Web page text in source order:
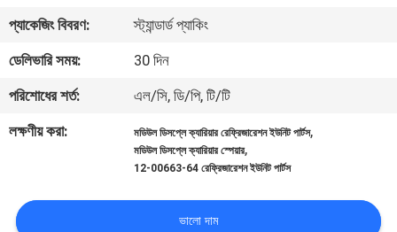
গুণমান
নিয়ন্ত্রণ
আমাদের
প্যাকেজিং বিবরণ:
স্ট্যান্ডার্ড প্যাকিং
ডেলিভারি সময়:
30 দিন
পরিশোধের শর্ত:
এল/সি, ডি/পি, টি/টি
লক্ষণীয় করা:
মডিউল ডিসপ্লে ক্যারিয়ার রেফ্রিজারেশন ইউনিট পার্টস,
মডিউল ডিসপ্লে ক্যারিয়ার স্পেয়ার,
12-00663-64 রেফ্রিজারেশন ইউনিট পার্টস
ভালো দাম